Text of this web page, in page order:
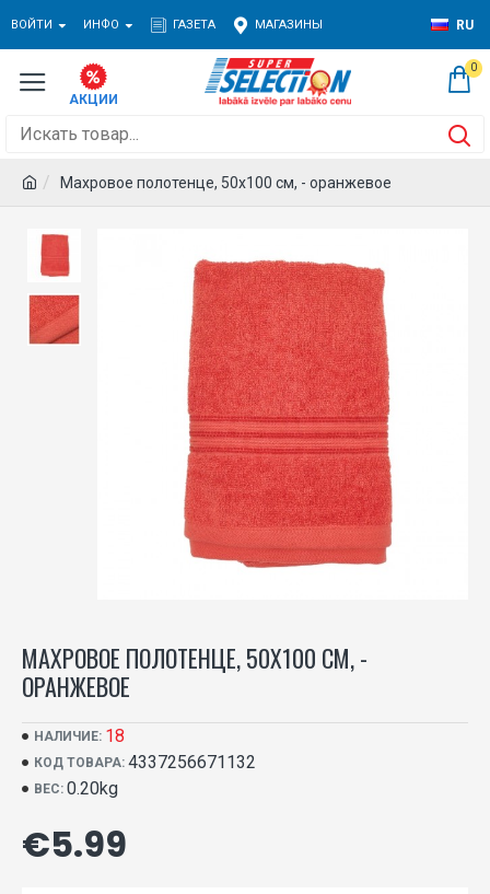
ВОЙТИ ИНФО ГАЗЕТА МАГАЗИНЫ RU
0
Махровое полотенце, 50x100 см, - оранжевое
МАХРОВОЕ ПОЛОТЕНЦЕ, 50X100 СМ, -
ОРАНЖЕВОЕ
НАЛИЧИЕ: 18
КОД ТОВАРА: 4337256671132
ВЕС: 0.20kg
€5.99